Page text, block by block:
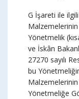
G İşareti ile
Malzemelerinin
Yönetmelik
ve İskân
27270 sayılı
bu
Malzemelerinin
Yönetmeliğe